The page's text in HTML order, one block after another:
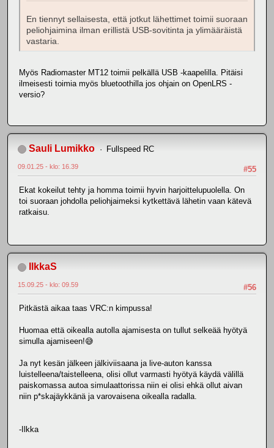
En tiennyt sellaisesta, että jotkut lähettimet toimii suoraan
peliohjaimina ilman erillistä USB-sovitinta ja ylimääräistä
vastaria.
Myös Radiomaster MT12 toimii pelkällä USB -kaapelilla. Pitäisi
ilmeisesti toimia myös bluetoothilla jos ohjain on OpenLRS -
versio?
Sauli Lumikko Fullspeed RC
#55
09.01.25 - klo: 16.39
Ekat kokeilut tehty ja homma toimii hyvin harjoittelupuolella. On
toi suoraan johdolla peliohjaimeksi kytkettävä lähetin vaan kätevä
ratkaisu.
IlkkaS
#56
15.09.25 - klo: 09.59
Pitkästä aikaa taas VRC:n kimpussa!
Huomaa että oikealla autolla ajamisesta on tullut selkeää hyötyä
simulla ajamiseen!😅
Ja nyt kesän jälkeen jälkiviisaana ja live-auton kanssa
luistelleena/taistelleena, olisi ollut varmasti hyötyä käydä välillä
paiskomassa autoa simulaattorissa niin ei olisi ehkä ollut aivan
niin p*skajäykkänä ja varovaisena oikealla radalla.
-Ilkka